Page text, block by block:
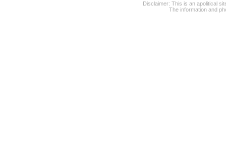
Disclaimer: This is an apolitical
The information and